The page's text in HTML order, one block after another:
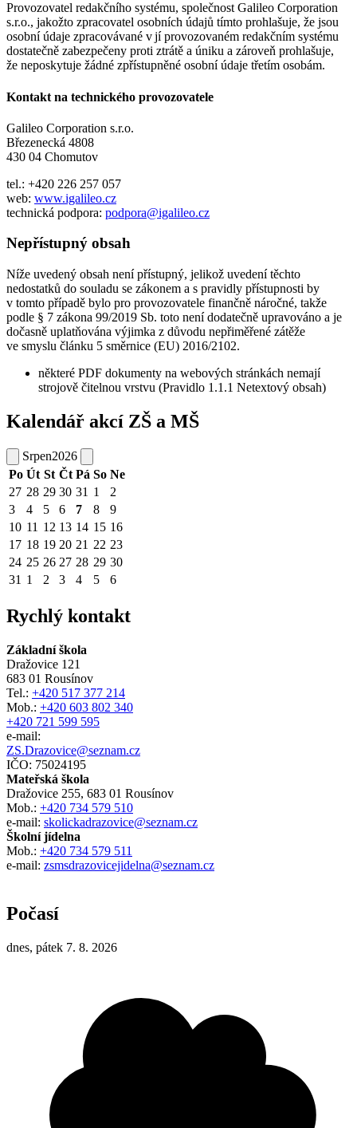
Provozovatel redakčního systému, společnost Galileo Corporation
s.r.o., jakožto zpracovatel osobních údajů tímto prohlašuje, že jsou
osobní údaje zpracovávané v jí provozovaném redakčním systému
dostatečně zabezpečeny proti ztrátě a úniku a zároveň prohlašuje,
že neposkytuje žádné zpřístupněné osobní údaje třetím osobám.
Kontakt na technického provozovatele
Galileo Corporation s.r.o.
Březenecká 4808
430 04 Chomutov
tel.: +420 226 257 057
web: www.igalileo.cz
technická podpora: podpora@igalileo.cz
Nepřístupný obsah
Níže uvedený obsah není přístupný, jelikož uvedení těchto
nedostatků do souladu se zákonem a s pravidly přístupnosti by
v tomto případě bylo pro provozovatele finančně náročné, takže
podle § 7 zákona 99/2019 Sb. toto není dodatečně upravováno a je
dočasně uplatňována výjimka z důvodu nepřiměřené zátěže
ve smyslu článku 5 směrnice (EU) 2016/2102.
některé PDF dokumenty na webových stránkách nemají
strojově čitelnou vrstvu (Pravidlo 1.1.1 Netextový obsah)
Kalendář akcí ZŠ a MŠ
Srpen2026
Po Út St Čt Pá So Ne
27 28 29 30 31 1
2
3
4 5 6 7 8
9
10 11 12 13 14 15 16
17 18 19 20 21 22 23
24 25 26 27 28 29 30
31 1 2 3 4 5 6
Rychlý kontakt
Základní škola
Dražovice 121
683 01 Rousínov
Tel.: +420 517 377 214
Mob.: +420 603 802 340
+420 721 599 595
e-mail:
ZS.Drazovice@seznam.cz
IČO: 75024195
Mateřská škola
Dražovice 255, 683 01 Rousínov
Mob.: +420 734 579 510
e-mail: skolickadrazovice@seznam.cz
Školní jídelna
Mob.: +420 734 579 511
e-mail: zsmsdrazovicejidelna@seznam.cz
Počasí
dnes, pátek 7. 8. 2026